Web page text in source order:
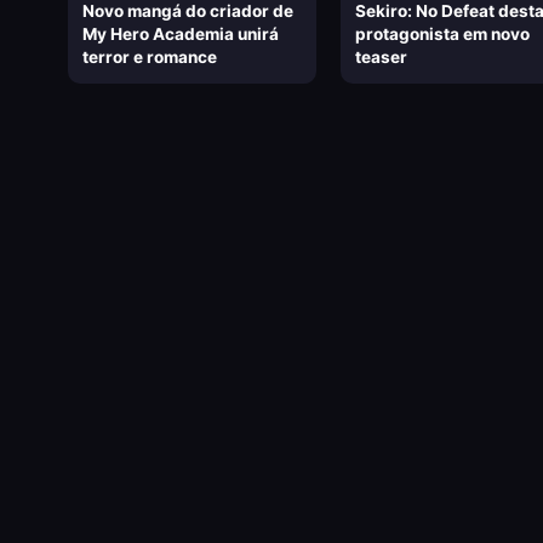
Novo mangá do criador de
My Hero Academia unirá
terror e romance
Sekiro: No Defeat
protagonista em novo
teaser